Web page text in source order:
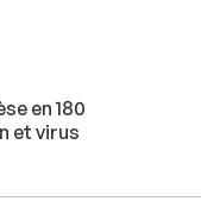
en 180
et virus